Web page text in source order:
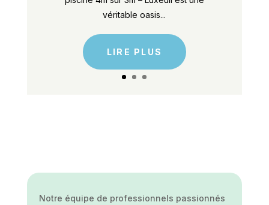
véritable oasis...
LIRE PLUS
Notre équipe de professionnels passionnés